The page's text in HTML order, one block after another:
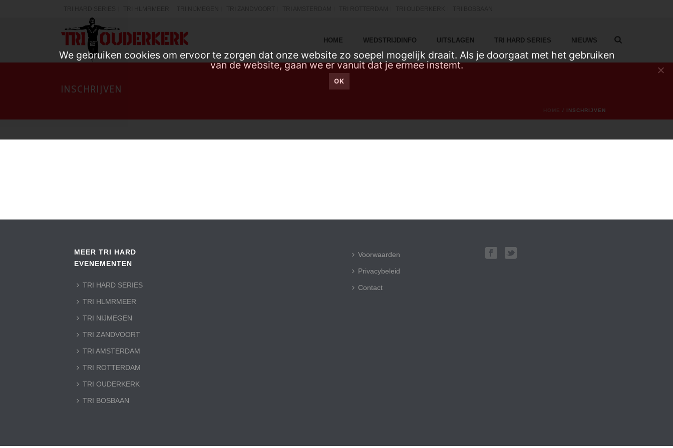
HOME WEDSTRIJDINFO UITSLAGEN TRI HARD SERIES NIEUWS
INSCHRIJVEN
/ INSCHRIJVEN
MEER TRI HARD
EVENEMENTEN
TRI HARD SERIES
TRI HLMRMEER
TRI NIJMEGEN
TRI ZANDVOORT
TRI AMSTERDAM
TRI ROTTERDAM
TRI OUDERKERK
TRI BOSBAAN
Voorwaarden
Privacybeleid
Contact
We gebruiken cookies om ervoor te zorgen dat onze website zo soepel mogelijk draait. Als je doorgaat met het gebruiken
van de website, gaan we er vanuit dat je ermee instemt.
OK